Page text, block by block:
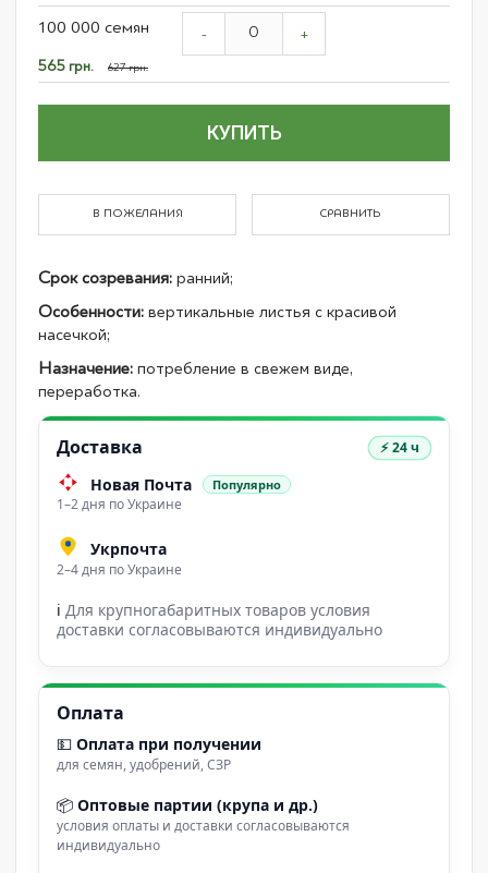
product
100 000 семян
Специальная
цена
565 грн. 627 грн.
- +
КУПИТЬ
В ПОЖЕЛАНИЯ СРАВНИТЬ
Срок созревания: ранний;
Особенности: вертикальные листья с красивой
насечкой;
Назначение: потребление в свежем виде,
переработка.
Доставка ⚡ 24 ч
Новая Почта Популярно
1–2 дня по Украине
Укрпочта
2–4 дня по Украине
ℹ Для крупногабаритных товаров условия
доставки согласовываются индивидуально
Оплата
💵 Оплата при получении
для семян, удобрений, СЗР
📦 Оптовые партии (крупа и др.)
условия оплаты и доставки согласовываются
индивидуально